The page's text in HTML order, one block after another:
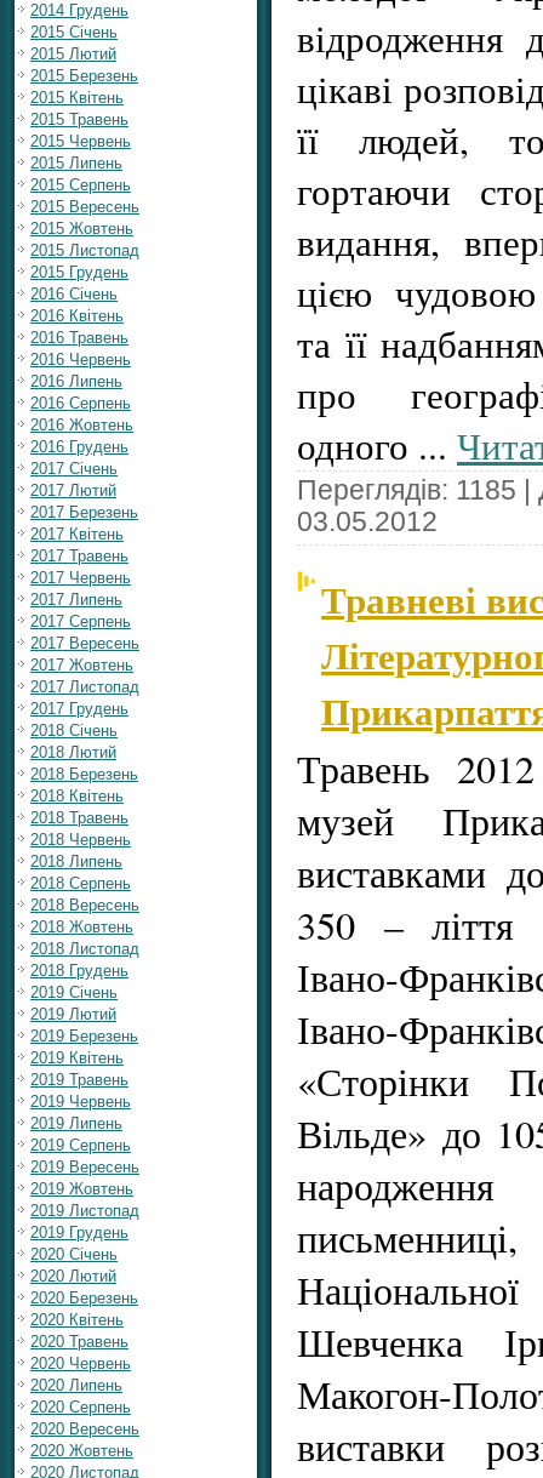
2014 Грудень
2015 Січень
2015 Лютий
2015 Березень
2015 Квітень
2015 Травень
2015 Червень
2015 Липень
2015 Серпень
2015 Вересень
2015 Жовтень
2015 Листопад
2015 Грудень
2016 Січень
2016 Квітень
2016 Травень
2016 Червень
2016 Липень
2016 Серпень
2016 Жовтень
2016 Грудень
2017 Січень
2017 Лютий
2017 Березень
2017 Квітень
2017 Травень
2017 Червень
2017 Липень
2017 Серпень
2017 Вересень
2017 Жовтень
2017 Листопад
2017 Грудень
2018 Січень
2018 Лютий
2018 Березень
2018 Квітень
2018 Травень
2018 Червень
2018 Липень
2018 Серпень
2018 Вересень
2018 Жовтень
2018 Листопад
2018 Грудень
2019 Січень
2019 Лютий
2019 Березень
2019 Квітень
2019 Травень
2019 Червень
2019 Липень
2019 Серпень
2019 Вересень
2019 Жовтень
2019 Листопад
2019 Грудень
2020 Січень
2020 Лютий
2020 Березень
2020 Квітень
2020 Травень
2020 Червень
2020 Липень
2020 Серпень
2020 Вересень
2020 Жовтень
2020 Листопад
відродження
цікаві
її людей,
гортаючи
видання,
цією
та її
про
одного ...
Переглядів: 1185
03.05.2012
Травневі
Травень
музей
виставками
350 – ліття
Івано-
Івано-
«Сторінки
Вільде» до
Шевченка
Макогон-
виставки